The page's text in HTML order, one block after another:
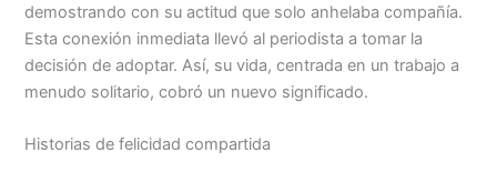
demostrando con su actitud que solo anhelaba compañía.
Esta conexión inmediata llevó al periodista a tomar la
decisión de adoptar. Así, su vida, centrada en un trabajo a
menudo solitario, cobró un nuevo significado.
Historias de felicidad compartida